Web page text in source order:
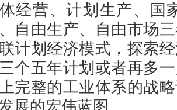
经营、计划生产、国
自由生产、自由市场
计划经济模式，探索
个五年计划或者再多
完整的工业体系的战
展的宏伟蓝图。